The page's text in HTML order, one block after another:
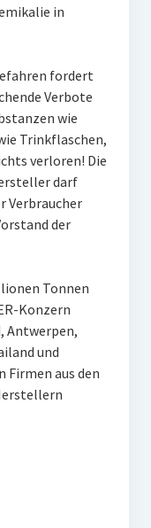
in
fordert
Verbote
wie
Trinkflaschen,
verloren! Die
darf
Verbraucher
der
Tonnen
Konzern
Antwerpen,
und
Firmen aus den